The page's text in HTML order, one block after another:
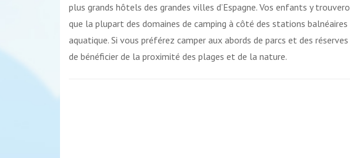
plus grands hôtels des grandes villes d’Espagne. Vos enfants y
que la plupart des domaines de camping à côté des stations
aquatique. Si vous préférez camper aux abords de parcs et des
de bénéficier de la proximité des plages et de la nature.